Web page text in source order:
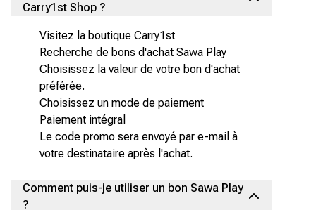
Carry1st Shop ?
Visitez la boutique Carry1st
Recherche de bons d'achat Sawa Play
Choisissez la valeur de votre bon d'achat
préférée.
Choisissez un mode de paiement
Paiement intégral
Le code promo sera envoyé par e-mail à
votre destinataire après l'achat.
Comment puis-je utiliser un bon Sawa Play
?